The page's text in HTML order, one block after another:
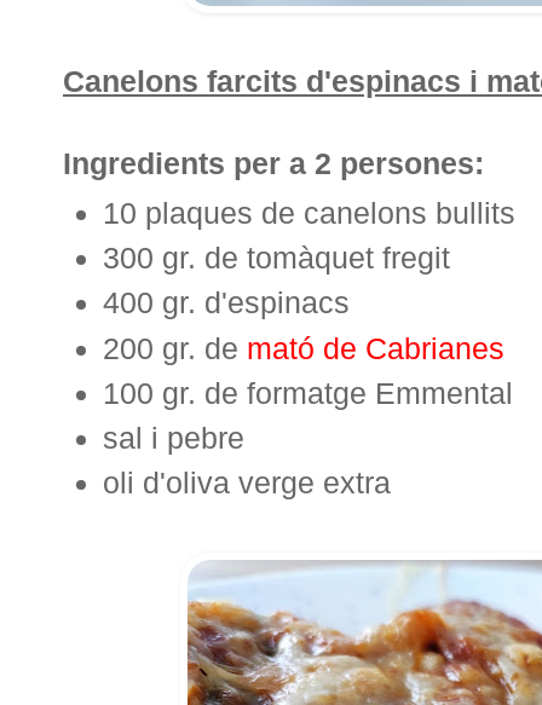
Canelons farcits d'espinacs i
Ingredients per a 2 persones:
10 plaques de canelons bullits
300 gr. de tomàquet fregit
400 gr. d'espinacs
200 gr. de mató de Cabrianes
100 gr. de formatge Emmental
sal i pebre
oli d'oliva verge extra